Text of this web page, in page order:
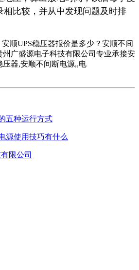
相比较，并从中发现问题及时排
顺UPS稳压器报价是多少？安顺不间
州广盛源电子科技有限公司专业承接安
压器,安顺不间断电源,,电
五种运行方式
源使用技巧有什么
限公司